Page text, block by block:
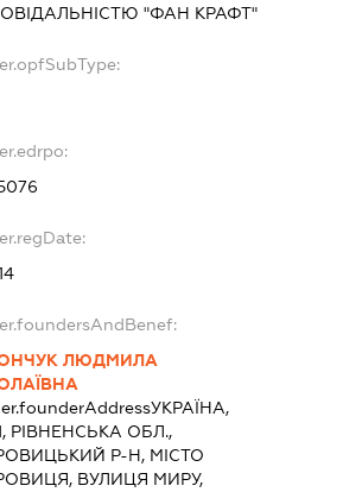
"ФАН КРАФТ"
ЛЮДМИЛА
УКРАЇНА,
РІВНЕНСЬКА ОБЛ.,
Р-Н, МІСТО
ВУЛИЦЯ МИРУ,